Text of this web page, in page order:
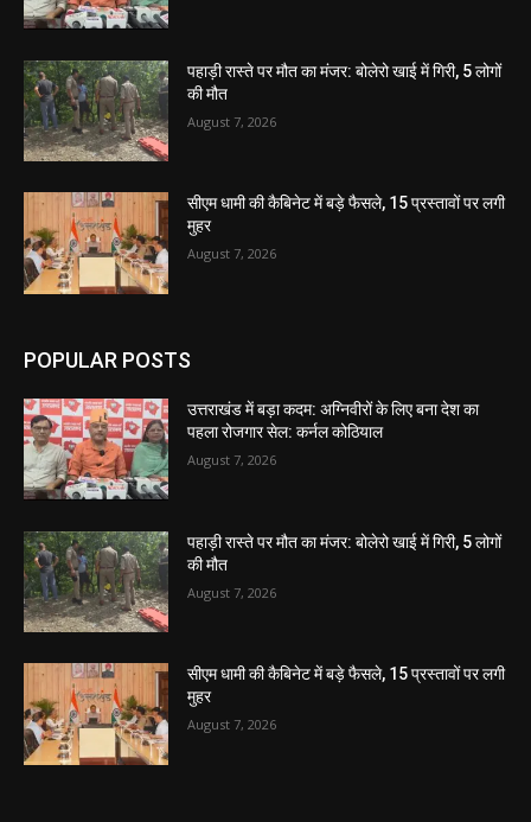
पहाड़ी रास्ते पर मौत का मंजर: बोलेरो खाई में गिरी, 5 लोगों
की मौत
August 7, 2026
सीएम धामी की कैबिनेट में बड़े फैसले, 15 प्रस्तावों पर लगी
मुहर
August 7, 2026
POPULAR POSTS
उत्तराखंड में बड़ा कदम: अग्निवीरों के लिए बना देश का
पहला रोजगार सेल: कर्नल कोठियाल
August 7, 2026
पहाड़ी रास्ते पर मौत का मंजर: बोलेरो खाई में गिरी, 5 लोगों
की मौत
August 7, 2026
सीएम धामी की कैबिनेट में बड़े फैसले, 15 प्रस्तावों पर लगी
मुहर
August 7, 2026